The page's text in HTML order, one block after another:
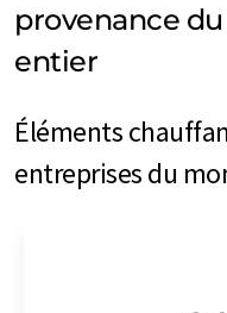
provenance
entier
Éléments
entreprises du